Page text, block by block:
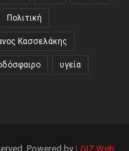
Πολιτική
Κασσελάκης
υγεία
Powered by LOIZ Web